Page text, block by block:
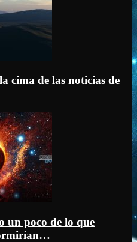
cima de las noticias de
un poco de lo que